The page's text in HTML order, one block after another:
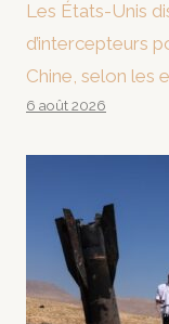
Les États-Unis
d’intercepteurs
Chine, selon les
6 août 2026